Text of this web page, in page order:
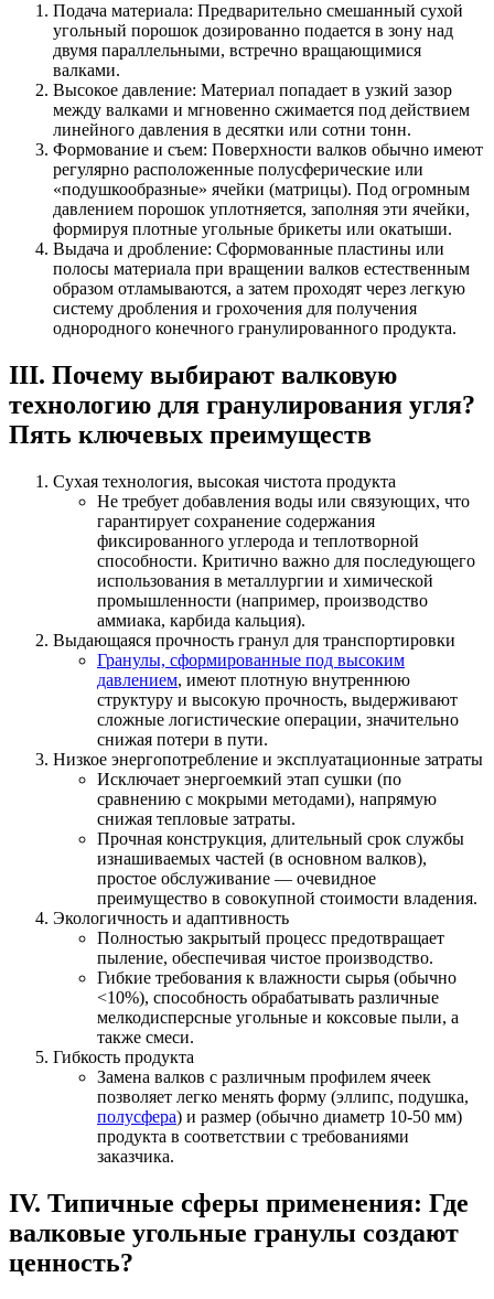
Подача материала: Предварительно смешанный сухой
угольный порошок дозированно подается в зону над
двумя параллельными, встречно вращающимися
валками.
Высокое давление: Материал попадает в узкий зазор
между валками и мгновенно сжимается под действием
линейного давления в десятки или сотни тонн.
Формование и съем: Поверхности валков обычно имеют
регулярно расположенные полусферические или
«подушкообразные» ячейки (матрицы). Под огромным
давлением порошок уплотняется, заполняя эти ячейки,
формируя плотные угольные брикеты или окатыши.
Выдача и дробление: Сформованные пластины или
полосы материала при вращении валков естественным
образом отламываются, а затем проходят через легкую
систему дробления и грохочения для получения
однородного конечного гранулированного продукта.
III. Почему выбирают валковую
технологию для гранулирования угля?
Пять ключевых преимуществ
Сухая технология, высокая чистота продукта
Не требует добавления воды или связующих, что
гарантирует сохранение содержания
фиксированного углерода и теплотворной
способности. Критично важно для последующего
использования в металлургии и химической
промышленности (например, производство
аммиака, карбида кальция).
Выдающаяся прочность гранул для транспортировки
Гранулы, сформированные под высоким
давлением, имеют плотную внутреннюю
структуру и высокую прочность, выдерживают
сложные логистические операции, значительно
снижая потери в пути.
Низкое энергопотребление и эксплуатационные затраты
Исключает энергоемкий этап сушки (по
сравнению с мокрыми методами), напрямую
снижая тепловые затраты.
Прочная конструкция, длительный срок службы
изнашиваемых частей (в основном валков),
простое обслуживание — очевидное
преимущество в совокупной стоимости владения.
Экологичность и адаптивность
Полностью закрытый процесс предотвращает
пыление, обеспечивая чистое производство.
Гибкие требования к влажности сырья (обычно
<10%), способность обрабатывать различные
мелкодисперсные угольные и коксовые пыли, а
также смеси.
Гибкость продукта
Замена валков с различным профилем ячеек
позволяет легко менять форму (эллипс, подушка,
полусфера) и размер (обычно диаметр 10-50 мм)
продукта в соответствии с требованиями
заказчика.
IV. Типичные сферы применения: Где
валковые угольные гранулы создают
ценность?